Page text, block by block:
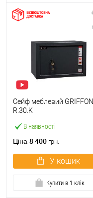
В наявності
Сейф меблевий GRIFFON
R.30.K
Ціна 8 400 грн.
У кошик
Купити в 1 клік